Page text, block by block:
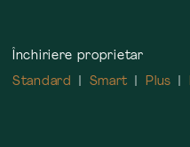
Închiriere proprietar
Standard
Smart Plus